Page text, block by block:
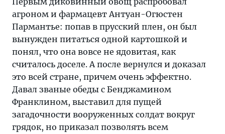
агроном и фармацевт Антуан-Огюстен
Пармантье: попав в прусский плен, он был
вынужден питаться одной картошкой и
понял, что она вовсе не ядовитая, как
считалось доселе. А после вернулся и доказал
это всей стране, причем очень эффектно.
Давал званые обеды с Бенджамином
Франклином, выставил для пущей
загадочности вооруженных солдат вокруг
грядок, но приказал позволять всем